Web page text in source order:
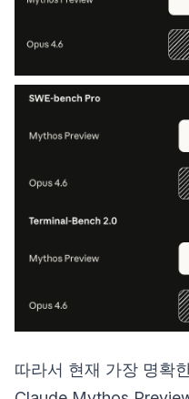
따라서 현재 가장 명확